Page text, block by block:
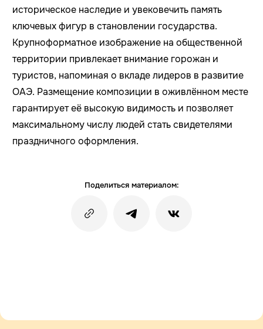
историческое наследие и увековечить память
ключевых фигур в становлении государства.
Крупноформатное изображение на общественной
территории привлекает внимание горожан и
туристов, напоминая о вкладе лидеров в развитие
ОАЭ. Размещение композиции в оживлённом месте
гарантирует её высокую видимость и позволяет
максимальному числу людей стать свидетелями
праздничного оформления.
Поделиться материалом: